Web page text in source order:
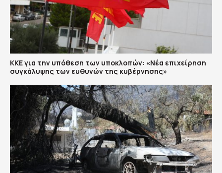
ΚΚΕ για την υπόθεση των υποκλοπών: «Νέα επιχείρηση
συγκάλυψης των ευθυνών της κυβέρνησης»